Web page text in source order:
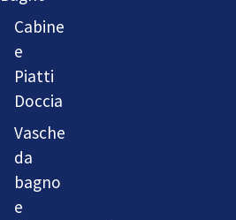
Cabine
e
Piatti
Doccia
Vasche
da
bagno
e